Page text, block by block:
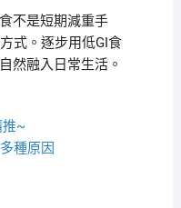
不是短期減重手
式。逐步用低GI食
然融入日常生活。
推~
種原因